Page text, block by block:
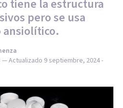
tiene la estructura
pero se usa
ansiolítico.
— Actualizado 9 septiembre, 2024 -